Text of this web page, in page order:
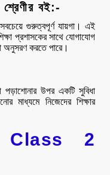
শ্রেণীর বই:-
সবচেয়ে গুরুত্বপূর্ণ যায়গা। এই
প্রশাসকের সাথে যোগাযোগ
অনুসরণ করতে পারে।
উপর একটি সুবিধা
মাধ্যমে নিজেদের শিক্ষার
Class 2